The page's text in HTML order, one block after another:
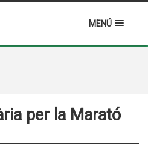
MENÚ
per la Marató